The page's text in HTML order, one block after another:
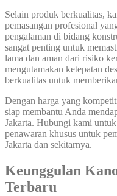
Selain produk berkualitas,
pemasangan profesional
pengalaman di bidang
sangat penting untuk
lama dan aman dari risiko
mengutamakan ketepatan
berkualitas untuk
Dengan harga yang
siap membantu Anda
Jakarta. Hubungi kami
penawaran khusus untuk
Jakarta dan sekitarnya.
Keunggulan
Terbaru